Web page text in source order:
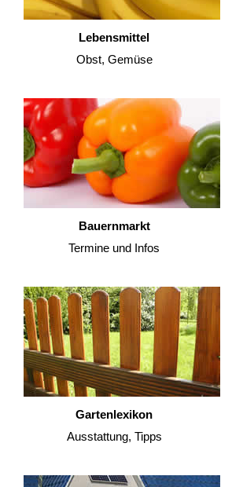
Lebensmittel
Obst, Gemüse
Bauernmarkt
Termine und Infos
Gartenlexikon
Ausstattung, Tipps